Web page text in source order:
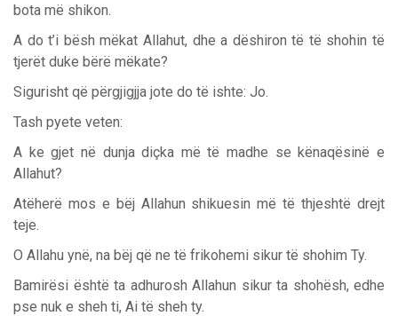
bota më shikon.
A do t’i bësh mëkat Allahut, dhe a dëshiron të të shohin të
tjerët duke bërë mëkate?
Sigurisht që përgjigjja jote do të ishte: Jo.
Tash pyete veten:
A ke gjet në dunja diçka më të madhe se kënaqësinë e
Allahut?
Atëherë mos e bëj Allahun shikuesin më të thjeshtë drejt
teje.
O Allahu ynë, na bëj që ne të frikohemi sikur të shohim Ty.
Bamirësi është ta adhurosh Allahun sikur ta shohësh, edhe
pse nuk e sheh ti, Ai të sheh ty.